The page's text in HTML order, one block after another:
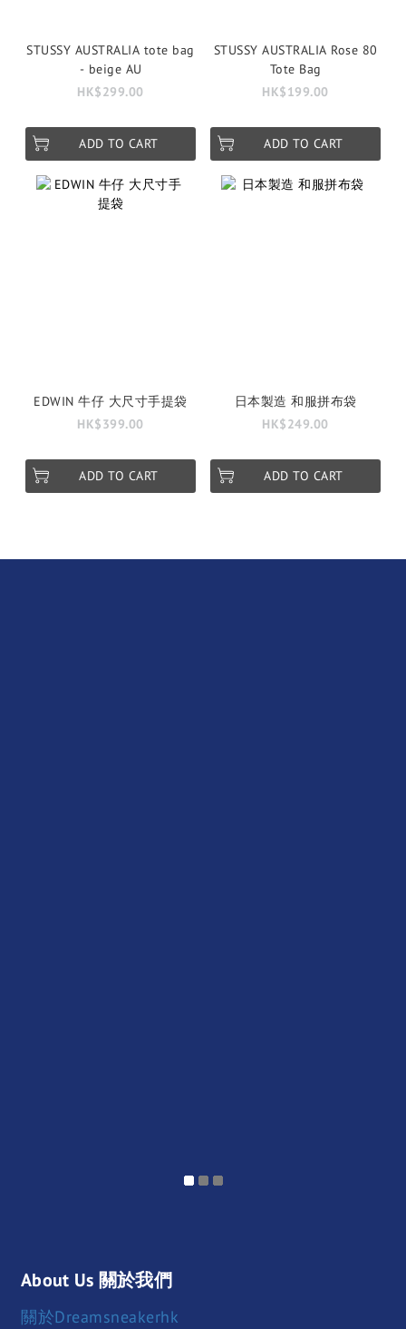
STUSSY AUSTRALIA tote bag
- beige AU
HK$299.00
ADD TO CART
STUSSY AUSTRALIA Rose 80
Tote Bag
HK$199.00
ADD TO CART
EDWIN 牛仔 大尺寸手提袋
HK$399.00
ADD TO CART
日本製造 和服拼布袋
HK$249.00
ADD TO CART
About Us 關於我們
關於Dreamsneakerhk